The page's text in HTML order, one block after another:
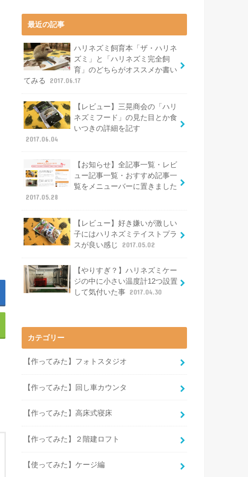
最近の記事
ハリネズミ飼育本「ザ・ハリネ
ズミ」と「ハリネズミ完全飼
育」のどちらがオススメか書い
てみる
2017.06.17
【レビュー】三晃商会の「ハリ
ネズミフード」の見た目とか食
いつきの詳細を記す
2017.06.04
【お知らせ】全記事一覧・レビ
ュー記事一覧・おすすめ記事一
覧をメニューバーに置きました
2017.05.28
【レビュー】好き嫌いが激しい
子にはハリネズミテイストプラ
スが良い感じ
2017.05.02
【やりすぎ？】ハリネズミケー
ジの中に小さい温度計12つ設置
して気付いた事 2017.04.30
カテゴリー
【作ってみた】フォトスタジオ
【作ってみた】回し車カウンタ
【作ってみた】高床式寝床
【作ってみた】２階建ロフト
【使ってみた】ケージ編